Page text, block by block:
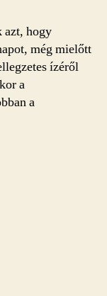
azt, hogy
még mielőtt
ízéről
a
a